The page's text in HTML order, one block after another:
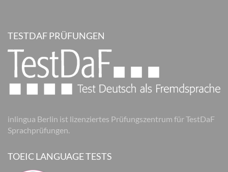
TESTDAF PRÜFUNGEN
inlingua Berlin ist lizenziertes Prüfungszentrum für TestDaF
Sprachprüfungen.
TOEIC LANGUAGE TESTS